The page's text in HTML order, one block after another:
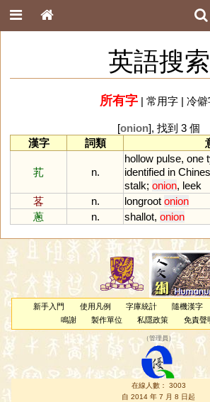
英語搜索
所有字| 常用字| 冷僻
[onion], 找到 3 個
漢字
詞類
芤 n.
hollow pulse, one
identified in
stalk; onion, leek
茖
n. longroot onion
蔥
n. shallot, onion
新手入門 使用凡例 字庫統計 隨機漢字
鳴謝
製作單位 私隱政策 免責聲
（管理員 ）
在線人數： 3003
自 2014 年 7 月 8 日起